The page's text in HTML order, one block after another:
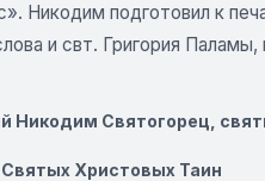
Никодим подготовил к
и свт. Григория
Никодим Святогорец,
Христовых Таин